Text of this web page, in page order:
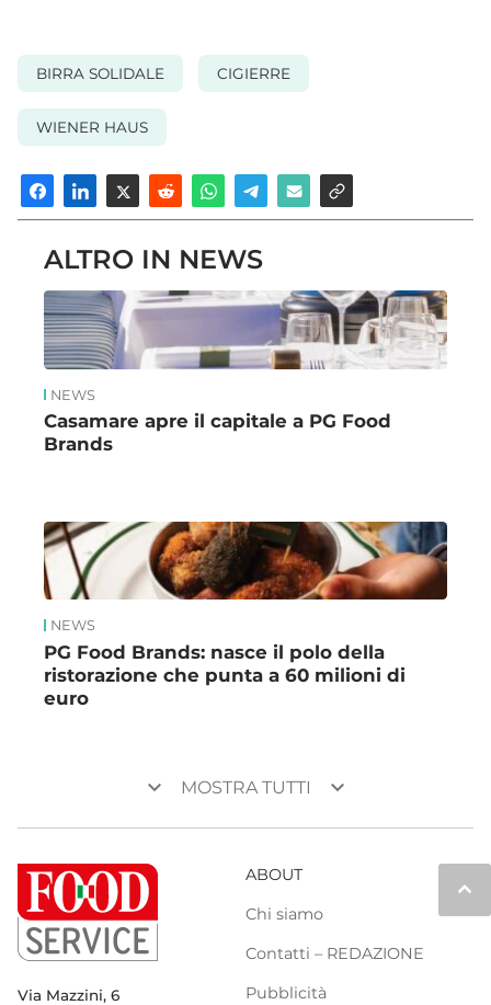
BIRRA SOLIDALE CIGIERRE
WIENER HAUS
ALTRO IN NEWS
NEWS
Casamare apre il capitale a PG Food
Brands
NEWS
PG Food Brands: nasce il polo della
ristorazione che punta a 60 milioni di
euro
keyboard_arrow_down MOSTRA TUTTI keyboard_arrow_down
keyboard_arrow_up
Via Mazzini, 6
ABOUT
Chi siamo
Contatti – REDAZIONE
Pubblicità